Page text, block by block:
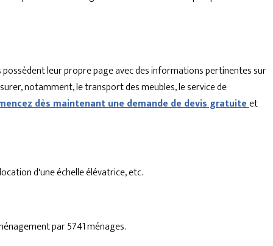
leur propre page avec des informations pertinentes sur
notamment, le transport des meubles, le service de
dès maintenant une demande de devis gratuiteet
d'une échelle élévatrice, etc.
par 5741 ménages.